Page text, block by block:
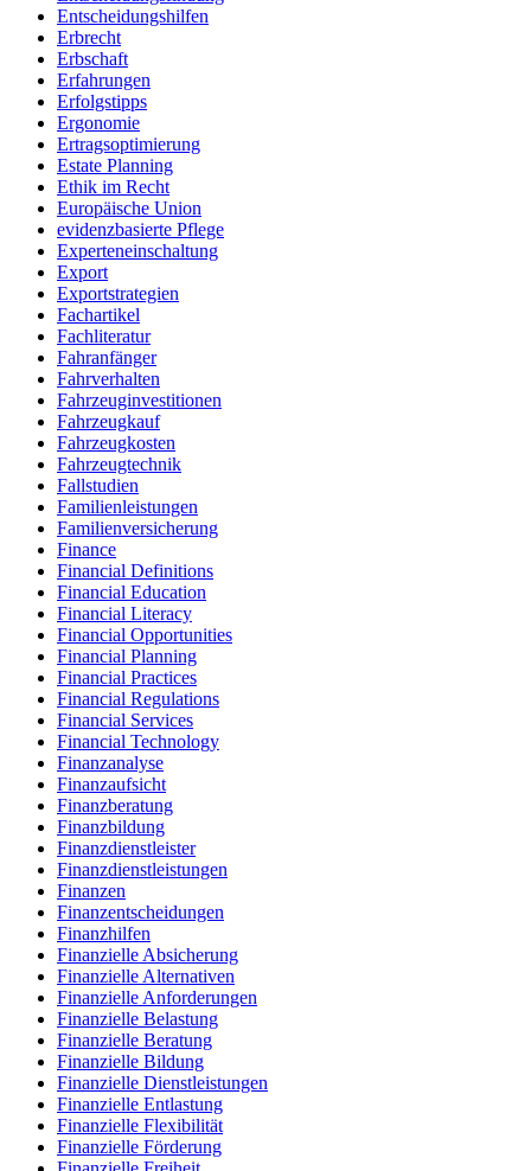
Entscheidungshilfen
Erbrecht
Erbschaft
Erfahrungen
Erfolgstipps
Ergonomie
Ertragsoptimierung
Estate Planning
Ethik im Recht
Europäische Union
evidenzbasierte Pflege
Experteneinschaltung
Export
Exportstrategien
Fachartikel
Fachliteratur
Fahranfänger
Fahrverhalten
Fahrzeuginvestitionen
Fahrzeugkauf
Fahrzeugkosten
Fahrzeugtechnik
Fallstudien
Familienleistungen
Familienversicherung
Finance
Financial Definitions
Financial Education
Financial Literacy
Financial Opportunities
Financial Planning
Financial Practices
Financial Regulations
Financial Services
Financial Technology
Finanzanalyse
Finanzaufsicht
Finanzberatung
Finanzbildung
Finanzdienstleister
Finanzdienstleistungen
Finanzen
Finanzentscheidungen
Finanzhilfen
Finanzielle Absicherung
Finanzielle Alternativen
Finanzielle Anforderungen
Finanzielle Belastung
Finanzielle Beratung
Finanzielle Bildung
Finanzielle Dienstleistungen
Finanzielle Entlastung
Finanzielle Flexibilität
Finanzielle Förderung